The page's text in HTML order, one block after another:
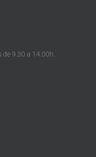
9.30 a 14.00h.